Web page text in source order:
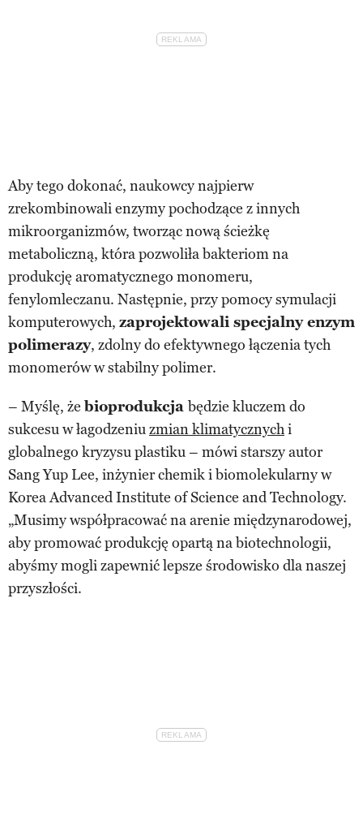
Aby tego dokonać, naukowcy najpierw
zrekombinowali enzymy pochodzące z innych
mikroorganizmów, tworząc nową ścieżkę
metaboliczną, która pozwoliła bakteriom na
produkcję aromatycznego monomeru,
fenylomleczanu. Następnie, przy pomocy symulacji
komputerowych, zaprojektowali specjalny enzym
polimerazy, zdolny do efektywnego łączenia tych
monomerów w stabilny polimer.
– Myślę, żebioprodukcja będzie kluczem do
sukcesu w łagodzeniuzmian klimatycznychi
globalnego kryzysu plastiku – mówi starszy autor
Sang Yup Lee, inżynier chemik i biomolekularny w
Korea Advanced Institute of Science and Technology.
„Musimy współpracować na arenie międzynarodowej,
aby promować produkcję opartą na biotechnologii,
abyśmy mogli zapewnić lepsze środowisko dla naszej
przyszłości.